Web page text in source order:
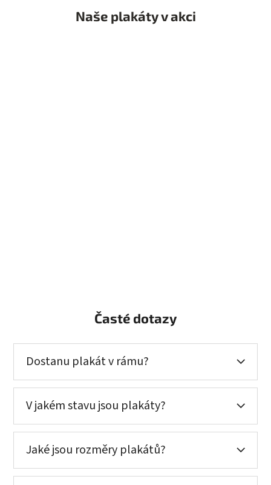
Naše plakáty v akci
Časté dotazy
Dostanu plakát v rámu?
V jakém stavu jsou plakáty?
Jaké jsou rozměry plakátů?